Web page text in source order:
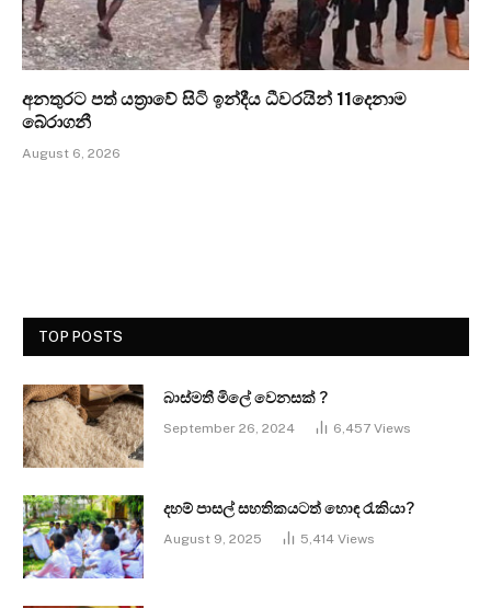
අනතුරට පත් යත්‍රාවේ සිටි ඉන්දීය ධීවරයින් 11දෙනාම
බේරාගනී
August 6, 2026
TOP POSTS
බාස්මතී මිලේ වෙනසක් ?
September 26, 2024 6,457 Views
දහම් පාසල් සහතිකයටත් හොඳ රැකියා?
August 9, 2025 5,414 Views